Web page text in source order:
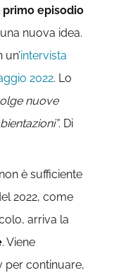
primo episodio
nuova idea.
intervista
2022. Lo
nuove
. Di
è sufficiente
2022, come
arriva la
. Viene
per continuare,